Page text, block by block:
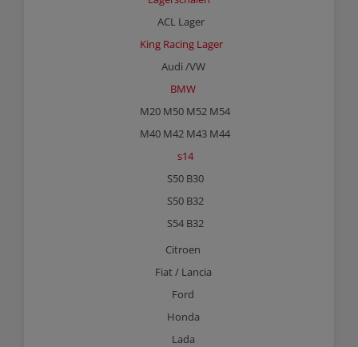
ACL Lager
King Racing Lager
Audi /VW
BMW
M20 M50 M52 M54
M40 M42 M43 M44
s14
S50 B30
S50 B32
S54 B32
Citroen
Fiat / Lancia
Ford
Honda
Lada